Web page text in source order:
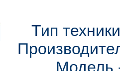
Тип
Модель